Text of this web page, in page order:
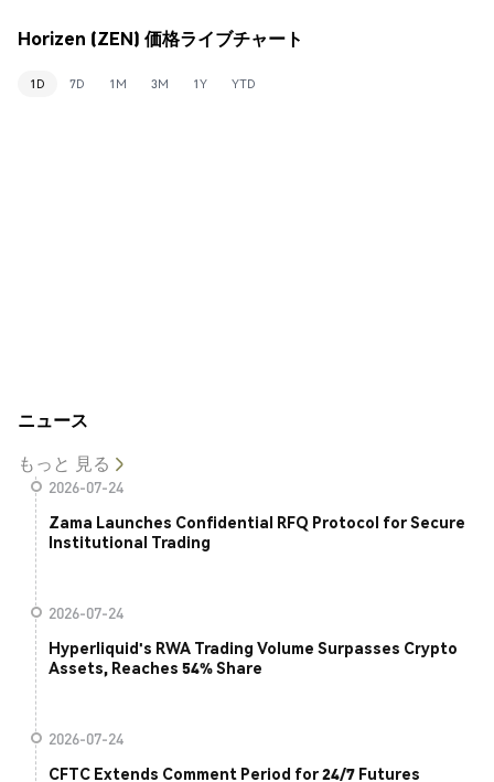
Horizen (ZEN) 価格ライブチャート
1D 7D 1M 3M 1Y YTD
ニュース
もっと 見る
2026-07-24
Zama Launches Confidential RFQ Protocol for Secure
Institutional Trading
2026-07-24
Hyperliquid's RWA Trading Volume Surpasses Crypto
Assets, Reaches 54% Share
2026-07-24
CFTC Extends Comment Period for 24/7 Futures